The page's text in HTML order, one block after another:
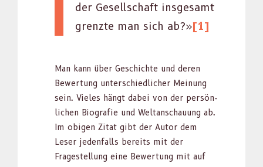
der Gesellschaft ins­ge­samt
gren­zte man sich ab?»[1]
Man kann über Geschichte und deren
Bew­er­tung unter­schiedlich­er Mei­n­ung
sein. Vieles hängt dabei von der per­sön­
lichen Biografie und Weltan­schau­ung ab.
Im obi­gen Zitat gibt der Autor dem
Leser jeden­falls bere­its mit der
Fragestel­lung eine Bew­er­tung mit auf